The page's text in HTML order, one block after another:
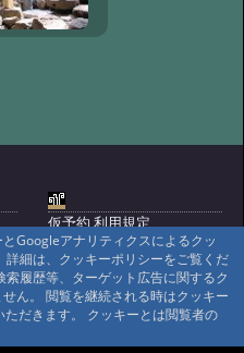
@ '10 4/15 21:50
り
@ '10 2/22 22:03
@ '10 2/19 22:18
@ '10 2/10 22:06
まき
@ '10 2/3 23:03
来事
@ '10 1/30 22:24
ておめ
仮予約 利用規定
請書予約 利用規定
会員規約
ポイント規定
コンテンツ著作権
問合せ
マウンテントラッド株式会社
Googleアナリティクスによるクッ
詳細は、クッキーポリシーをご覧くだ
履歴等、ターゲット広告に関するク
ん。 閲覧を継続される時はクッキー
だきます。 クッキーとは閲覧者の